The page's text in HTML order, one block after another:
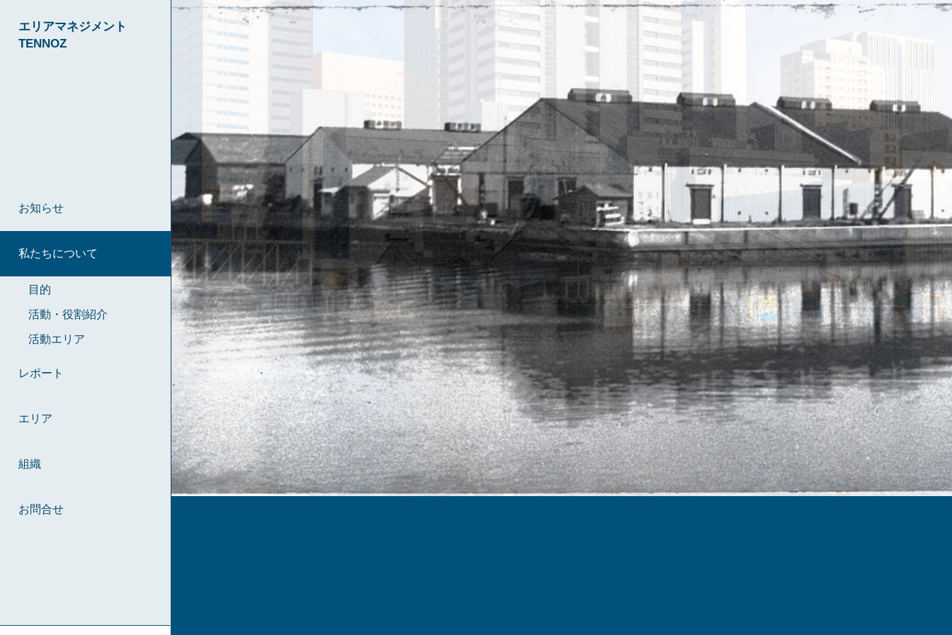
エリアマネジメント
TENNOZ
お知らせ
私たちについて
目的
活動・役割紹介
活動エリア
レポート
エリア
組織
お問合せ